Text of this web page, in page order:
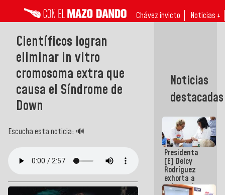
Chávez invicto Noticias ↓
Científicos logran
eliminar in vitro
cromosoma extra que
causa el Síndrome de
Down
Escucha esta noticia: 🔊
Noticias
destacadas
Presidenta
(E) Delcy
Rodríguez
exhorta a
gobernadores